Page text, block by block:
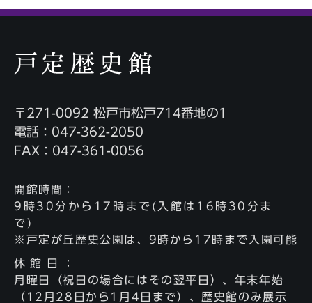
〒271-0092 松戸市松戸714番地の1
電話：047-362-2050
FAX：047-361-0056
開館時間
：
9時30分から17時まで(入館は16時30分ま
で)
※戸定が丘歴史公園は、9時から17時まで入園可能
休館日
：
月曜日（祝日の場合にはその翌平日）、年末年始
（12月28日から1月4日まで）、歴史館のみ展示